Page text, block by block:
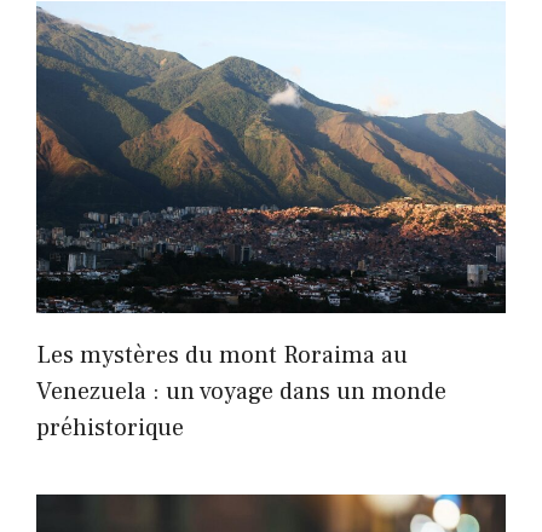
Les mystères du mont Roraima au
Venezuela : un voyage dans un monde
préhistorique